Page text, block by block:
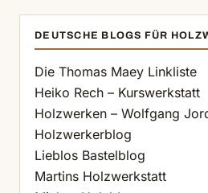
DEUTSCHE BLOGS FÜR
Die Thomas Maey Linkliste
Heiko Rech – Kurswerkstatt
Holzwerken – Wolfgang
Holzwerkerblog
Lieblos Bastelblog
Martins Holzwerkstatt